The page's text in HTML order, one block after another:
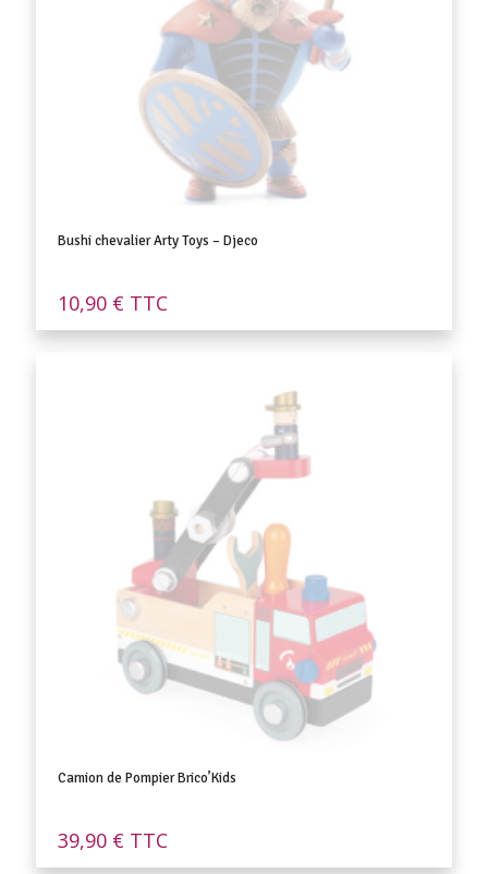
Bushi chevalier Arty Toys – Djeco
10,90 € TTC
Camion de Pompier Brico’Kids
39,90 € TTC